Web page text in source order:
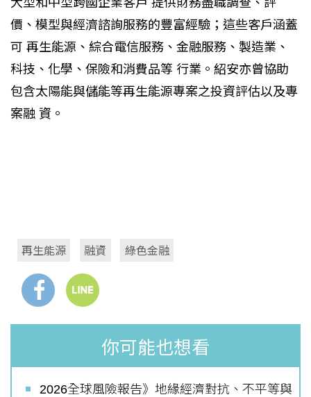
價、模型與經濟諮詢服務的豐富經驗；這些客戶涵蓋
可 再生能源、綜合電信服務、金融服務、製造業、
科技、化學、保險和消費品等 行業。紹安亦曾協助
包含太陽能與儲能等再生能源專案之投資評估以及專
案融 資。
再生能源 融資 綠色金融
你可能也想看
2026全球風險報告》地緣經濟對抗、不平等與